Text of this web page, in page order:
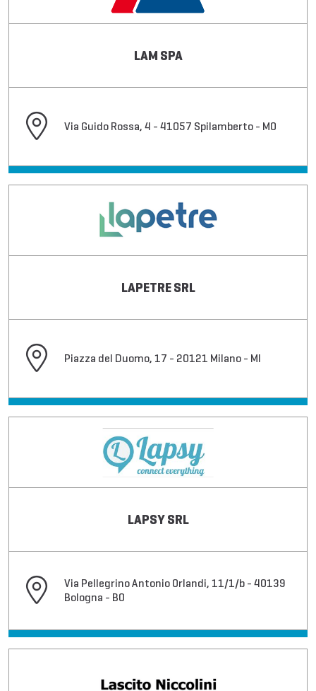
LAM SPA
Via Guido Rossa, 4 - 41057 Spilamberto - MO
LAPETRE SRL
Piazza del Duomo, 17 - 20121 Milano - MI
LAPSY SRL
Via Pellegrino Antonio Orlandi, 11/1/b - 40139
Bologna - BO